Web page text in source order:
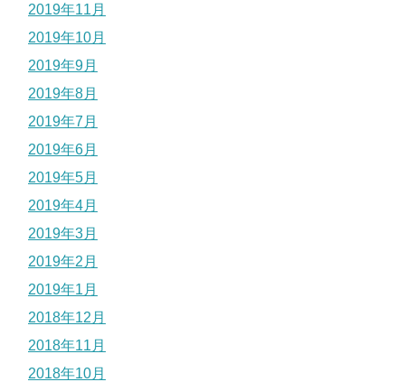
2019年11月
2019年10月
2019年9月
2019年8月
2019年7月
2019年6月
2019年5月
2019年4月
2019年3月
2019年2月
2019年1月
2018年12月
2018年11月
2018年10月